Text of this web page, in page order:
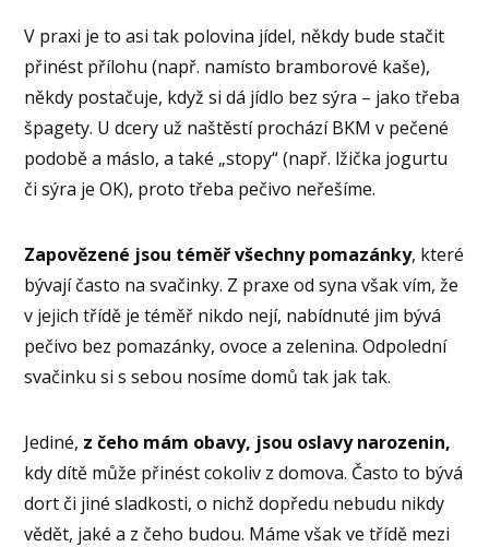
V praxi je to asi tak polovina jídel, někdy bude stačit
přinést přílohu (např. namísto bramborové kaše),
někdy postačuje, když si dá jídlo bez sýra – jako třeba
špagety. U dcery už naštěstí prochází BKM v pečené
podobě a máslo, a také „stopy“ (např. lžička jogurtu
či sýra je OK), proto třeba pečivo neřešíme.
Zapovězené jsou téměř všechny pomazánky, které
bývají často na svačinky. Z praxe od syna však vím, že
v jejich třídě je téměř nikdo nejí, nabídnuté jim bývá
pečivo bez pomazánky, ovoce a zelenina. Odpolední
svačinku si s sebou nosíme domů tak jak tak.
Jediné, z čeho mám obavy, jsou oslavy narozenin,
kdy dítě může přinést cokoliv z domova. Často to bývá
dort či jiné sladkosti, o nichž dopředu nebudu nikdy
vědět, jaké a z čeho budou. Máme však ve třídě mezi